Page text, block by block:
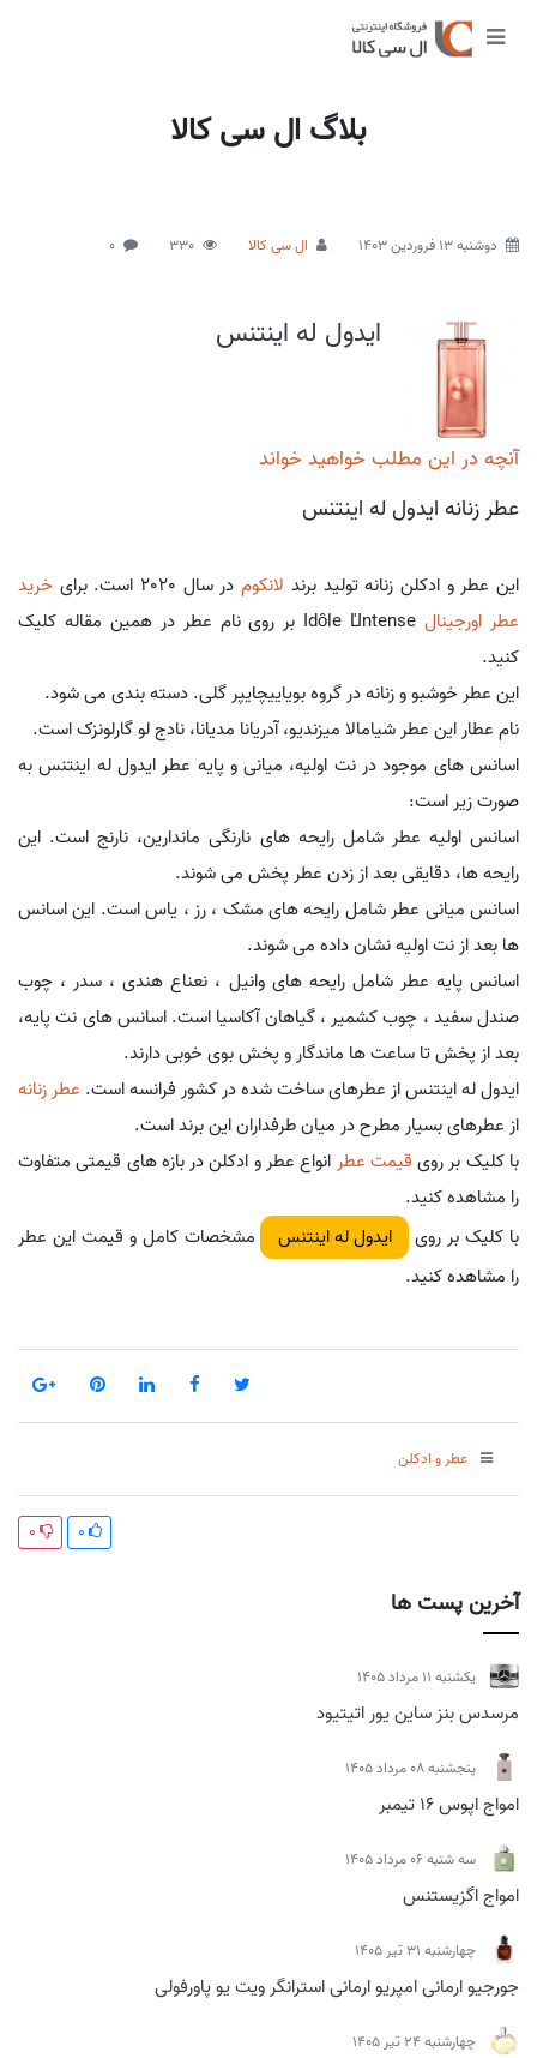
بلاگ ال سی کالا
آخرین پست ها
يكشنبه 11 مرداد 1405
مرسدس بنز ساین یور اتیتیود
پنجشنبه 08 مرداد 1405
امواج اپوس 16 تیمبر
سه شنبه 06 مرداد 1405
امواج اگزیستنس
چهارشنبه 31 تیر 1405
جورجیو ارمانی امپریو ارمانی استرانگر ویت یو پاورفولی
چهارشنبه 24 تیر 1405
دوشنبه 13 فروردین 1403 ال سی کالا 330
0
ایدول له اینتنس
آنچه در این مطلب خواهید خواند
عطر زنانه ایدول له اینتنس
این عطر و ادکلن زنانه تولید برند لانکومدر سال 2020 است. برای
خرید
عطر اورجینال
Idôle L'Intense بر روی نام عطر در همین مقاله کلیک
کنید.
این عطر خوشبو و زنانه در گروه بویاییچایپر گلی. دسته بندی می شود.
نام عطار این عطر شیامالا میزندیو، آدریانا مدیانا، نادج لو گارلونزک است.
اسانس های موجود در نت اولیه، میانی و پایه عطر ایدول له اینتنس به
صورت زیر است:
اسانس اولیه عطر شامل رایحه های نارنگی ماندارین، نارنج است. این
رایحه ها، دقایقی بعد از زدن عطر پخش می شوند.
اسانس میانی عطر شامل رایحه های مشک ، رز ، یاس است. این اسانس
ها بعد از نت اولیه نشان داده می شوند.
اسانس پایه عطر شامل رایحه های وانیل ، نعناع هندی ، سدر ، چوب
صندل سفید ، چوب کشمیر ، گیاهان آکاسیا است. اسانس های نت پایه،
بعد از پخش تا ساعت ها ماندگار و پخش بوی خوبی دارند.
ایدول له اینتنس از عطرهای ساخت شده در کشور فرانسه است. عطر زنانه
از عطرهای بسیار مطرح در میان طرفداران این برند است.
با کلیک بر روی قیمت عطر انواع عطر و ادکلن در بازه های قیمتی متفاوت
را مشاهده کنید.
با کلیک بر روی
ایدول له اینتنس
مشخصات کامل و قیمت این عطر
را مشاهده کنید.
عطر و ادکلن